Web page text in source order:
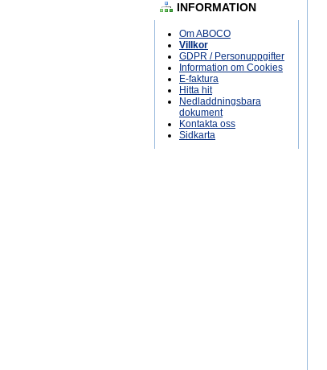
INFORMATION
Om ABOCO
Villkor
GDPR / Personuppgifter
Information om Cookies
E-faktura
Hitta hit
Nedladdningsbara
dokument
Kontakta oss
Sidkarta